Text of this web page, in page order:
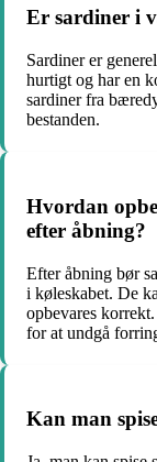
Er sardiner i
Sardiner er
hurtigt og har en
sardiner fra
bestanden.
Hvordan
efter åbning?
Efter åbning bør
i køleskabet. De
opbevares
for at undgå
Kan man